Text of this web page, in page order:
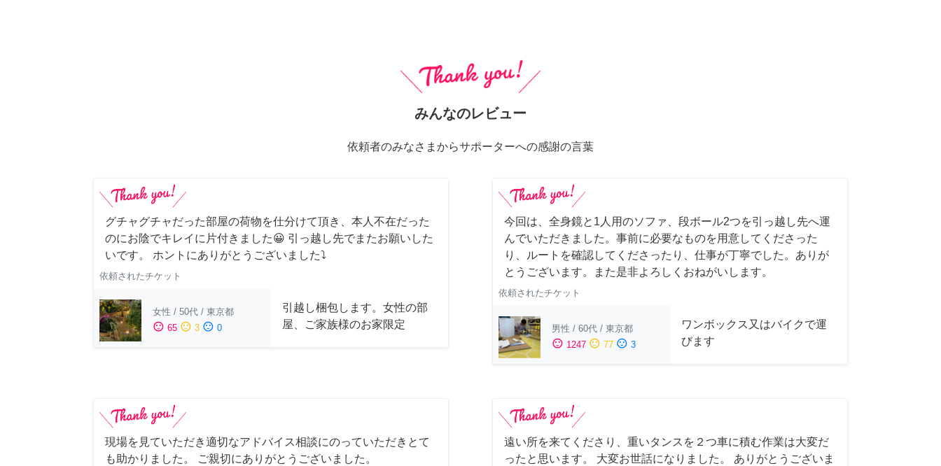
みんなのレビュー
依頼者のみなさまからサポーターへの感謝の言葉
グチャグチャだった部屋の荷物を仕分けて頂き、本人不在だった
のにお陰でキレイに片付きました😀 引っ越し先でまたお願いした
いです。 ホントにありがとうございました⤵
依頼されたチケット
女性 / 50代 / 東京都
sentiment_satisfied 65 sentiment_neutral 3 sentiment_dissatisfied 0
引越し梱包します。女性の部
屋、ご家族様のお家限定
今回は、全身鏡と1人用のソファ、段ボール2つを引っ越し先へ運
んでいただきました。事前に必要なものを用意してくださった
り、ルートを確認してくださったり、仕事が丁寧でした。ありが
とうございます。また是非よろしくおねがいします。
依頼されたチケット
男性 / 60代 / 東京都
sentiment_satisfied 1247 sentiment_neutral 77 sentiment_dissatisfied 3
ワンボックス又はバイクで運
びます
現場を見ていただき適切なアドバイス相談にのっていただきとて
も助かりました。 ご親切にありがとうございました。
遠い所を来てくださり、重いタンスを２つ車に積む作業は大変だ
ったと思います。 大変お世話になりました。 ありがとうございま